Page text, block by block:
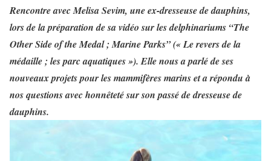
Rencontre avec Melisa Sevim, une ex-dresseuse de dauphins,
lors de la préparation de sa vidéo sur les delphinariums “The
Other Side of the Medal ; Marine Parks” (« Le revers de la
médaille ; les parc aquatiques »). Elle nous a parlé de ses
nouveaux projets pour les mammifères marins et a répondu à
nos questions avec honnêteté sur son passé de dresseuse de
dauphins.